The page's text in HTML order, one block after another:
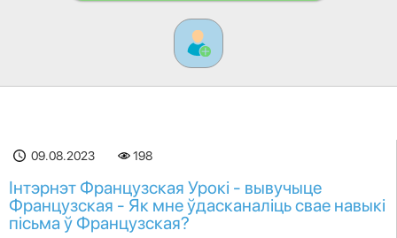
09.08.2023 198
Інтэрнэт Французская Урокі - вывучыце
Французская - Як мне ўдасканаліць свае навыкі
пісьма ў Французская?